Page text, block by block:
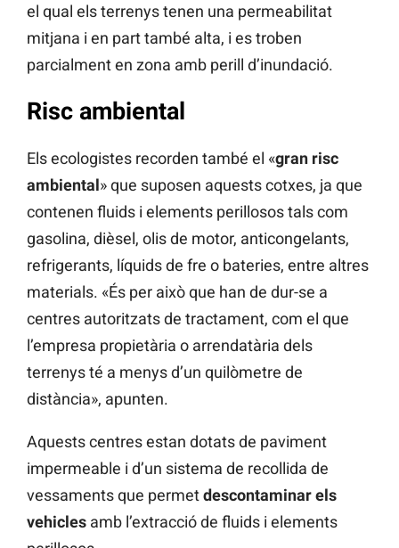
el qual els terrenys tenen una permeabilitat
mitjana i en part també alta, i es troben
parcialment en zona amb perill d’inundació.
Risc ambiental
Els ecologistes recorden també el «gran risc
ambiental» que suposen aquests cotxes, ja que
contenen fluids i elements perillosos tals com
gasolina, dièsel, olis de motor, anticongelants,
refrigerants, líquids de fre o bateries, entre altres
materials. «És per això que han de dur-se a
centres autoritzats de tractament, com el que
l’empresa propietària o arrendatària dels
terrenys té a menys d’un quilòmetre de
distància», apunten.
Aquests centres estan dotats de paviment
impermeable i d’un sistema de recollida de
vessaments que permetdescontaminar els
vehicles amb l’extracció de fluids i elements